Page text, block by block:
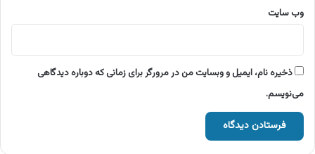
وب‌ سایت
ذخیره نام، ایمیل و وبسایت من در مرورگر برای زمانی که دوباره دیدگاهی
می‌نویسم.